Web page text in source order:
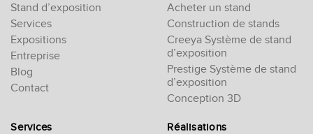
Stand d’exposition
Services
Expositions
Entreprise
Blog
Contact
Acheter un stand
Construction de stands
Creeya Système de stand
d’exposition
Prestige Système de stand
d’exposition
Conception 3D
Services Réalisations